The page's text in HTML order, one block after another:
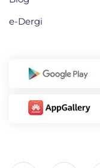
e-Dergi